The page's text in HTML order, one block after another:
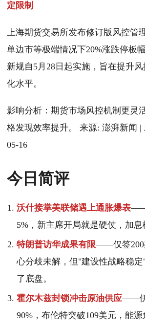
定限制
上海期货交易所发布修订版风控管
单边市等极端情况下20%涨跌停板
新规自5月28日起实施，旨在提升
化水平。
影响分析：期货市场风控机制更灵
格发现效率提升。 来源: 澎湃新闻 |
05-16
今日简评
沃什接掌美联储遇上通胀爆表
5%，新主席开局就是硬仗，加息
特朗普访华成果有限——仅签200
心分歧未解，但"建设性战略稳
了底盘。
霍尔木兹封锁冲击原油供应——伊
90%，布伦特突破109美元，能